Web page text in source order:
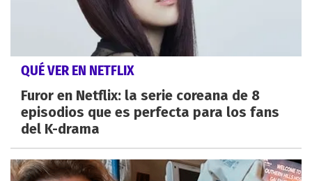
QUÉ VER EN NETFLIX
Furor en Netflix: la serie coreana de 8
episodios que es perfecta para los fans
del K-drama